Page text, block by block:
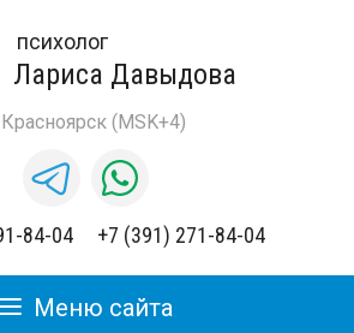
психолог
Лариса Давыдова
Красноярск (MSK+4)
84-04 +7 (391) 271-84-04
Меню сайта